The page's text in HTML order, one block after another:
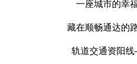
一座城市的幸
藏在顺畅通达的
轨道交通资阳